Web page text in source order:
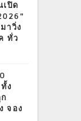
ปิด
าวิ่ง
ทั่ว
ง
จอง